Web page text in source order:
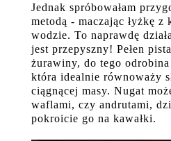
Jednak spróbowałam
metodą - maczając łyżkę z
wodzie. To naprawdę
jest przepyszny! Pełen
żurawiny, do tego
która idealnie równoważy
ciągnącej masy. Nugat
waflami, czy andrutami,
pokroicie go na kawałki.